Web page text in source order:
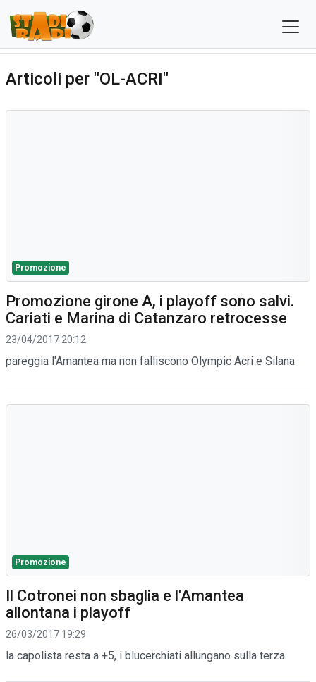
Articoli per "OL-ACRI"
Promozione
Promozione girone A, i playoff sono salvi.
Cariati e Marina di Catanzaro retrocesse
23/04/2017 20:12
pareggia l'Amantea ma non falliscono Olympic Acri e Silana
Promozione
Il Cotronei non sbaglia e l'Amantea
allontana i playoff
26/03/2017 19:29
la capolista resta a +5, i blucerchiati allungano sulla terza